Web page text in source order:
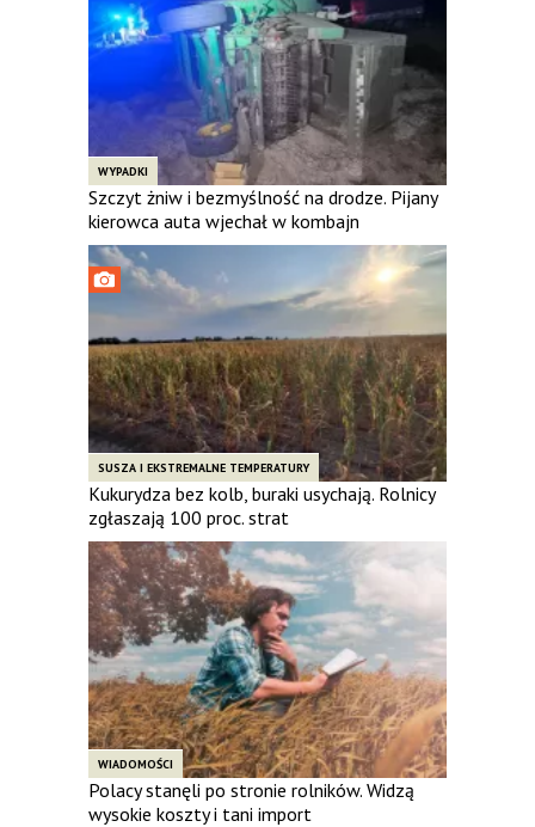
WYPADKI
Szczyt żniw i bezmyślność na drodze. Pijany
kierowca auta wjechał w kombajn
SUSZA I EKSTREMALNE TEMPERATURY
Kukurydza bez kolb, buraki usychają. Rolnicy
zgłaszają 100 proc. strat
WIADOMOŚCI
Polacy stanęli po stronie rolników. Widzą
wysokie koszty i tani import